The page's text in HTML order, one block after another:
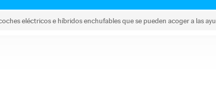
eléctricos e híbridos enchufables que se pueden acoger a las